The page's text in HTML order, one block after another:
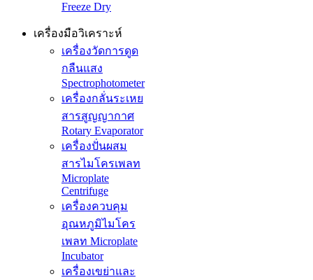
Freeze Dry
เครื่องมือวิเคราะห์
เครื่องวัดการดูด
กลืนแสง
Spectrophotometer
เครื่องกลั่นระเหย
สารสูญญากาศ
Rotary Evaporator
เครื่องปั่นผสม
สารไมโครเพลท
Microplate
Centrifuge
เครื่องควบคุม
อุณหภูมิไมโคร
เพลท Microplate
Incubator
เครื่องเขย่าและ